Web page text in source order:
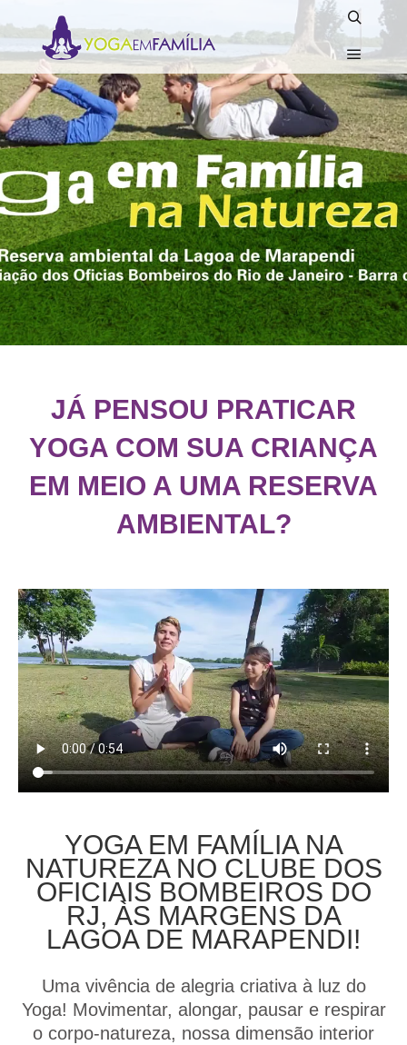
JÁ PENSOU PRATICAR
YOGA COM SUA CRIANÇA
EM MEIO A UMA RESERVA
AMBIENTAL?
YOGA EM FAMÍLIA NA
NATUREZA NO CLUBE DOS
OFICIAIS BOMBEIROS DO
RJ, ÀS MARGENS DA
LAGOA DE MARAPENDI!
Uma vivência de alegria criativa à luz do
Yoga! Movimentar, alongar, pausar e respirar
o corpo-natureza, nossa dimensão interior